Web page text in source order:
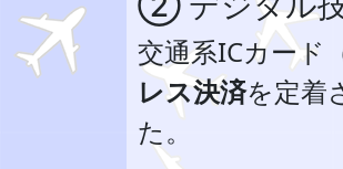
交通系ICカード
レス決済を定着
た。